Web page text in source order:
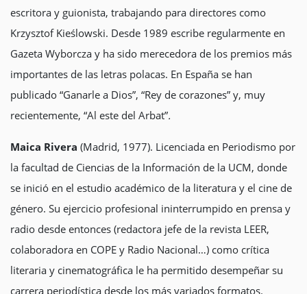
escritora y guionista, trabajando para directores como
Krzysztof Kieślowski. Desde 1989 escribe regularmente en
Gazeta Wyborcza y ha sido merecedora de los premios más
importantes de las letras polacas. En España se han
publicado “Ganarle a Dios”, “Rey de corazones” y, muy
recientemente, “Al este del Arbat”.
Maica Rivera (Madrid, 1977). Licenciada en Periodismo por
la facultad de Ciencias de la Información de la UCM, donde
se inició en el estudio académico de la literatura y el cine de
género. Su ejercicio profesional ininterrumpido en prensa y
radio desde entonces (redactora jefe de la revista LEER,
colaboradora en COPE y Radio Nacional…) como crítica
literaria y cinematográfica le ha permitido desempeñar su
carrera periodística desde los más variados formatos.